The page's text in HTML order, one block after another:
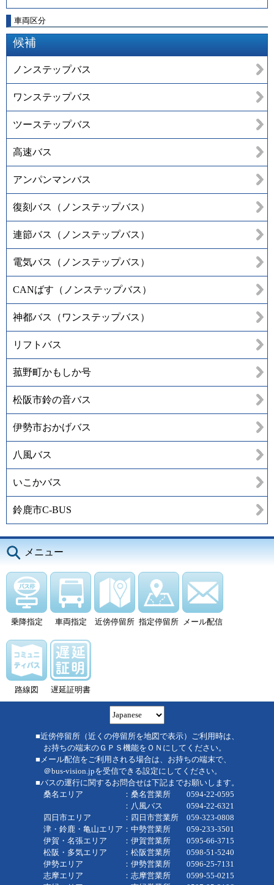
車両区分
候補
ノンステップバス
ワンステップバス
ツーステップバス
高速バス
アンパンマンバス
復刻バス（ノンステップバス）
連節バス（ノンステップバス）
電気バス（ノンステップバス）
CANばす（ノンステップバス）
神都バス（ワンステップバス）
リフトバス
菰野町かもしか号
松阪市鈴の音バス
伊勢市おかげバス
八風バス
いこかバス
鈴鹿市C-BUS
メニュー
乗降指定 車両指定 近傍停留所 指定停留所 メール配信
路線図 遅延証明書
■近傍停留所（近くの停留所を地図で表示）ご利用時は、
お持ちの端末のＧＰＳ機能をＯＮにしてください。
■メール配信をご利用される場合は、お持ちの端末で、
＠bus-vision.jpを受信できる設定にしてください。
■バスの運行に関するお問合せは下記までお願いします。
桑名エリア ：桑名営業所 0594-22-0595
：八風バス 0594-22-6321
四日市エリア ：四日市営業所 059-323-0808
津・鈴鹿・亀山エリア：中勢営業所 059-233-3501
伊賀・名張エリア ：伊賀営業所 0595-66-3715
松阪・多気エリア ：松阪営業所 0598-51-5240
伊勢エリア ：伊勢営業所 0596-25-7131
志摩エリア ：志摩営業所 0599-55-0215